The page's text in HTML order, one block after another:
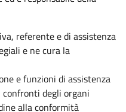
referente e di assistenza
e ne cura la
e funzioni di assistenza
degli organi
alla conformità